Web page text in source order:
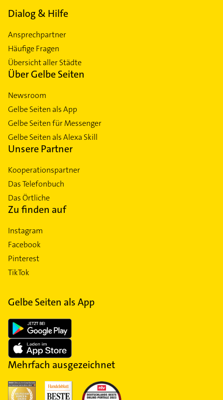
Dialog & Hilfe
Ansprechpartner
Häufige Fragen
Übersicht aller Städte
Über Gelbe Seiten
Newsroom
Gelbe Seiten als App
Gelbe Seiten für Messenger
Gelbe Seiten als Alexa Skill
Unsere Partner
Kooperationspartner
Das Telefonbuch
Das Örtliche
Zu finden auf
Instagram
Facebook
Pinterest
TikTok
Gelbe Seiten als App
Mehrfach ausgezeichnet